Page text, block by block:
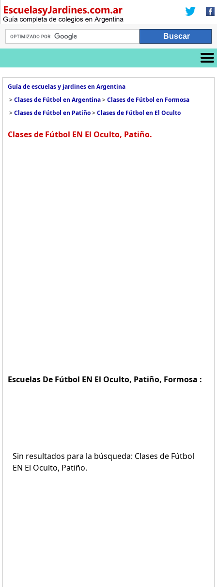
Guía de escuelas y jardines en Argentina
>Clases de Fútbol en Argentina>Clases de Fútbol en Formosa
>Clases de Fútbol en Patiño>Clases de Fútbol en El Oculto
Clases de Fútbol EN El Oculto, Patiño.
Escuelas De Fútbol EN El Oculto, Patiño, Formosa :
Sin resultados para la búsqueda: Clases de Fútbol
EN El Oculto, Patiño.